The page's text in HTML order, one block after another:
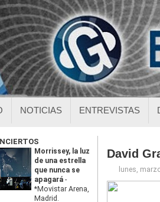
NOTICIAS ENTREVISTAS
Morrissey, la luz
de una estrella
que nunca se
apagará -
*Movistar Arena,
Madrid.
David
lunes,